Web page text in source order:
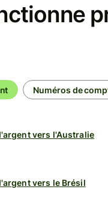
Numéros de
vers l'Australie
vers le Brésil